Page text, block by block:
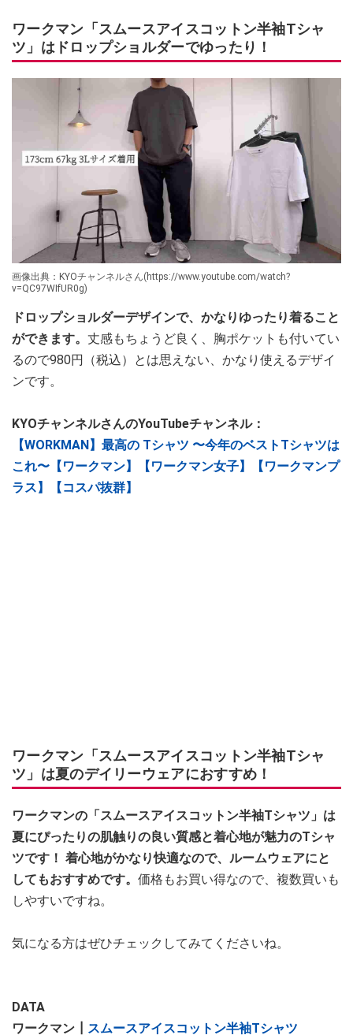
ワークマン「スムースアイスコットン半袖Tシャ
ツ」はドロップショルダーでゆったり！
画像出典：KYOチャンネルさん(https://www.youtube.com/watch?
v=QC97WIfUR0g)
ドロップショルダーデザインで、かなりゆったり着ること
ができます。 丈感もちょうど良く、胸ポケットも付いてい
るので980円（税込）とは思えない、かなり使えるデザイ
ンです。
KYOチャンネルさんのYouTubeチャンネル：
【WORKMAN】最高の Tシャツ 〜今年のベストTシャツは
これ〜【ワークマン】【ワークマン女子】【ワークマンプ
ラス】【コスパ抜群】
ワークマン「スムースアイスコットン半袖Tシャ
ツ」は夏のデイリーウェアにおすすめ！
ワークマンの「スムースアイスコットン半袖Tシャツ」は
夏にぴったりの肌触りの良い質感と着心地が魅力のTシャ
ツです！ 着心地がかなり快適なので、ルームウェアにと
してもおすすめです。 価格もお買い得なので、複数買いも
しやすいですね。
気になる方はぜひチェックしてみてくださいね。
DATA
ワークマン┃ スムースアイスコットン半袖Tシャツ